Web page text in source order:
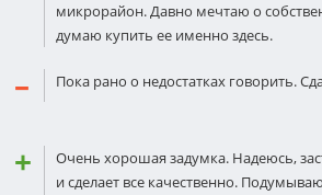
микрорайон. Давно мечтаю о
думаю купить ее именно здесь.
Пока рано о недостатках говорить.
Очень хорошая задумка. Надеюсь,
и сделает все качественно.